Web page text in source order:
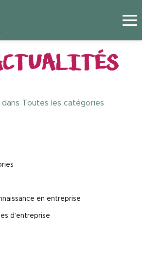
Toutes les catégories
en entreprise
d’entreprise
des cookies